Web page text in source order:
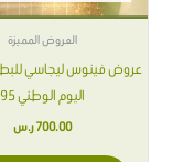
العروض المميزة
عروض فينوس ليجاسي
اليوم الوطني 95
700.00ر.س